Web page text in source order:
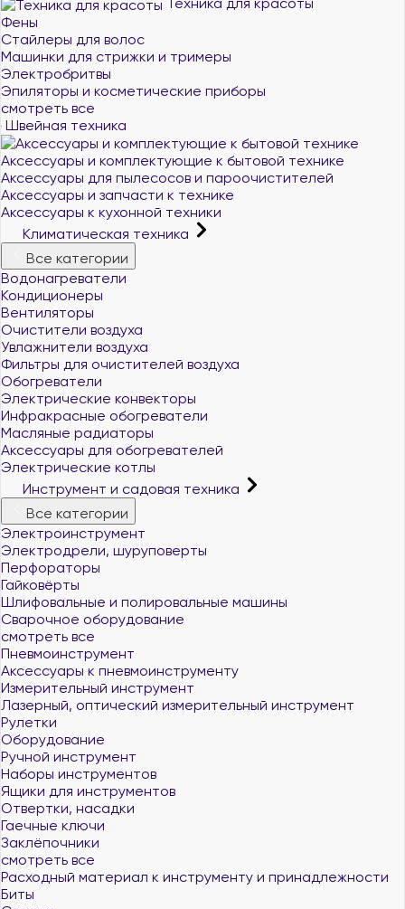
Фены
Стайлеры для волос
Машинки для стрижки и тримеры
Электробритвы
Эпиляторы и косметические приборы
смотреть все
Швейная техника
Аксессуары и комплектующие к бытовой технике
Аксессуары для пылесосов и пароочистителей
Аксессуары и запчасти к технике
Аксессуары к кухонной техники
Климатическая техника
Все категории
Водонагреватели
Кондиционеры
Вентиляторы
Очистители воздуха
Увлажнители воздуха
Фильтры для очистителей воздуха
Обогреватели
Электрические конвекторы
Инфракрасные обогреватели
Масляные радиаторы
Аксессуары для обогревателей
Электрические котлы
Инструмент и садовая техника
Все категории
Электроинструмент
Электродрели, шуруповерты
Перфораторы
Гайковёрты
Шлифовальные и полировальные машины
Сварочное оборудование
смотреть все
Пневмоинструмент
Аксессуары к пневмоинструменту
Измерительный инструмент
Лазерный, оптический измерительный инструмент
Рулетки
Оборудование
Ручной инструмент
Наборы инструментов
Ящики для инструментов
Отвертки, насадки
Гаечные ключи
Заклёпочники
смотреть все
Расходный материал к инструменту и принадлежности
Биты